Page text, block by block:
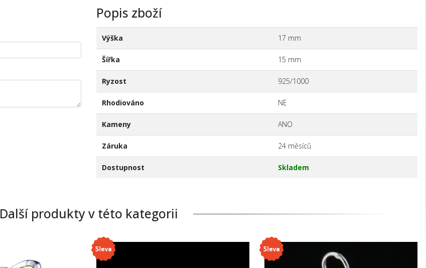
Popis zboží
Výška 17 mm
Šířka 15 mm
Ryzost 925/1000
Rhodiováno NE
Kameny ANO
Záruka 24 měsíců
Dostupnost Skladem
Další produkty v této kategorii